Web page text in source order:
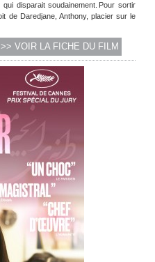
disparait soudainement. Pour sortir
de Daredjane, Anthony, placier sur le
VOIR LA FICHE DU FILM